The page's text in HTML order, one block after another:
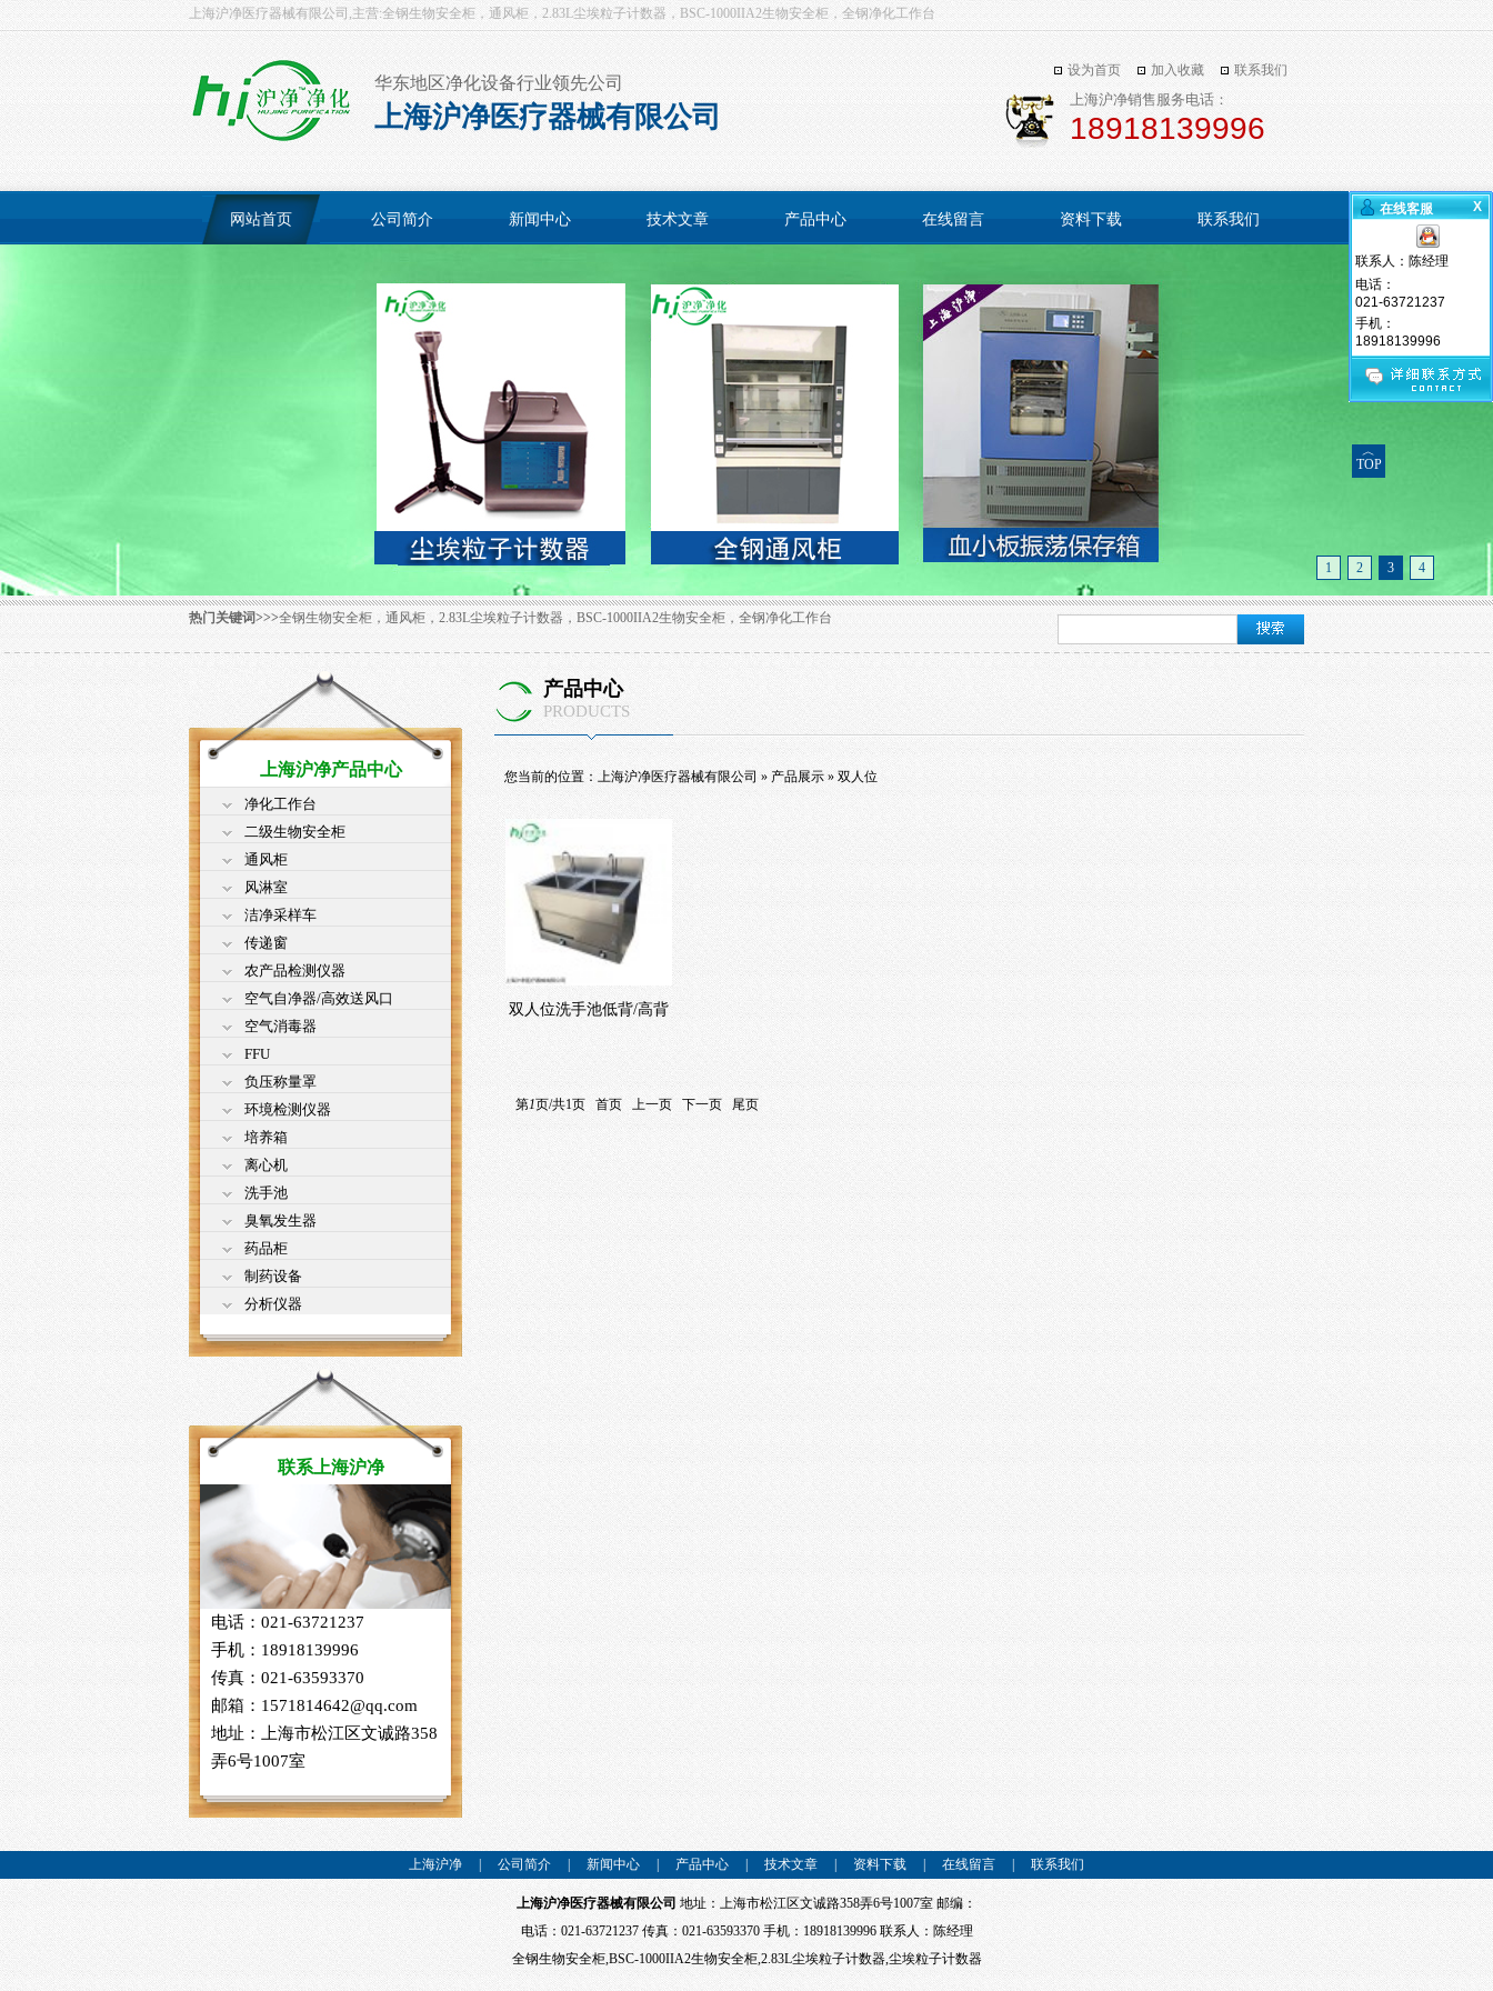
上海沪净医疗器械有限公司,主营:全钢生物安全柜，通风柜，2.83L尘埃粒子计数器，BSC-1000IIA2生物安全柜，全钢净化工作台
华东地区净化设备行业领先公司
上海沪净医疗器械有限公司
设为首页 加入收藏 联系我们
上海沪净销售服务电话：
18918139996
网站首页 公司简介 新闻中心 技术文章 产品中心 在线留言 资料下载 联系我们
1 2 3 4
热门关键词>>>全钢生物安全柜，通风柜，2.83L尘埃粒子计数器，BSC-1000IIA2生物安全柜，全钢净化工作台
上海沪净产品中心
净化工作台
二级生物安全柜
通风柜
风淋室
洁净采样车
传递窗
农产品检测仪器
空气自净器/高效送风口
空气消毒器
FFU
负压称量罩
环境检测仪器
培养箱
离心机
洗手池
臭氧发生器
药品柜
制药设备
分析仪器
联系上海沪净
电话：021-63721237
手机：18918139996
传真：021-63593370
邮箱：1571814642@qq.com
地址：上海市松江区文诚路358
弄6号1007室
产品中心
PRODUCTS
您当前的位置： 上海沪净医疗器械有限公司 » 产品展示» 双人位
双人位洗手池低背/高背
第1页/共1页 首页 上一页 下一页 尾页
上海沪净 公司简介 新闻中心 产品中心 技术文章 资料下载 在线留言 联系我们
上海沪净医疗器械有限公司 地址：上海市松江区文诚路358弄6号1007室 邮编：
电话：021-63721237 传真：021-63593370 手机：18918139996 联系人：陈经理
全钢生物安全柜,BSC-1000IIA2生物安全柜,2.83L尘埃粒子计数器,尘埃粒子计数器
X
在线客服
联系人：陈经理
电话：
021-63721237
手机：
18918139996
︿
TOP